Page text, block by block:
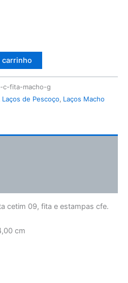
carrinho
c-fita-macho-g
Laços de Pescoço, Laços Macho
cetim 09, fita e estampas cfe.
cm